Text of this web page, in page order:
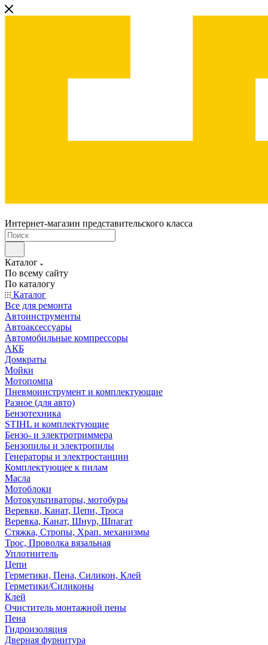
Интернет-магазин представительского класса
Каталог
По всему сайту
По каталогу
Каталог
Все для ремонта
Автоинструменты
Автоаксессуары
Автомобильные компрессоры
АКБ
Домкраты
Мойки
Мотопомпа
Пневмоинструмент и комплектующие
Разное (для авто)
Бензотехника
STIHL и комплектующие
Бензо- и электротриммера
Бензопилы и электропилы
Генераторы и электростанции
Комплектующее к пилам
Масла
Мотоблоки
Мотокультиваторы, мотобуры
Веревки, Канат, Цепи, Троса
Веревка, Канат, Шнур, Шпагат
Стяжка, Стропы, Храп. механизмы
Трос, Проволка вязальная
Уплотнитель
Цепи
Герметики, Пена, Силикон, Клей
Герметики/Силиконы
Клей
Очиститель монтажной пены
Пена
Гидроизоляция
Дверная фурнитура